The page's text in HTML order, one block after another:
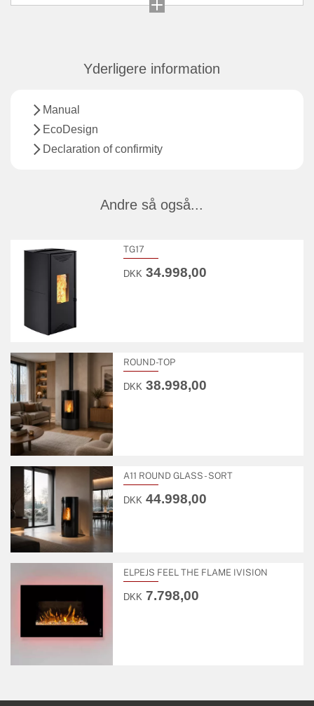
Yderligere information
Manual
EcoDesign
Declaration of confirmity
Andre så også...
TG17
DKK 34.998,00
ROUND-TOP
DKK 38.998,00
A11 ROUND GLASS - SORT
DKK 44.998,00
ELPEJS FEEL THE FLAME IVISION
DKK 7.798,00